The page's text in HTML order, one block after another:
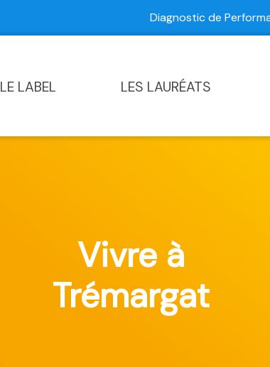
Diagnostic de
LE LABEL LES LAURÉATS
Vivre à
Trémargat